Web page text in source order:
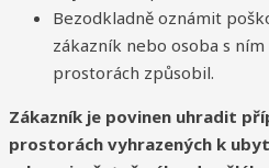
Bezodkladně oznámit
zákazník nebo osoba s
prostorách způsobil.
Zákazník je povinen uhradit
prostorách vyhrazených k